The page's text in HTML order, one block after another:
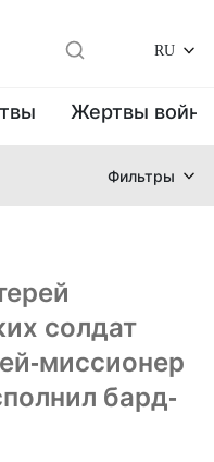
RU
Жертвы
Фильтры
солдат
миссионер
бард-